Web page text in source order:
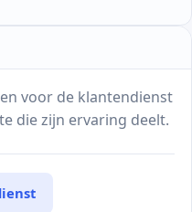
voor de klantendienst
die zijn ervaring deelt.